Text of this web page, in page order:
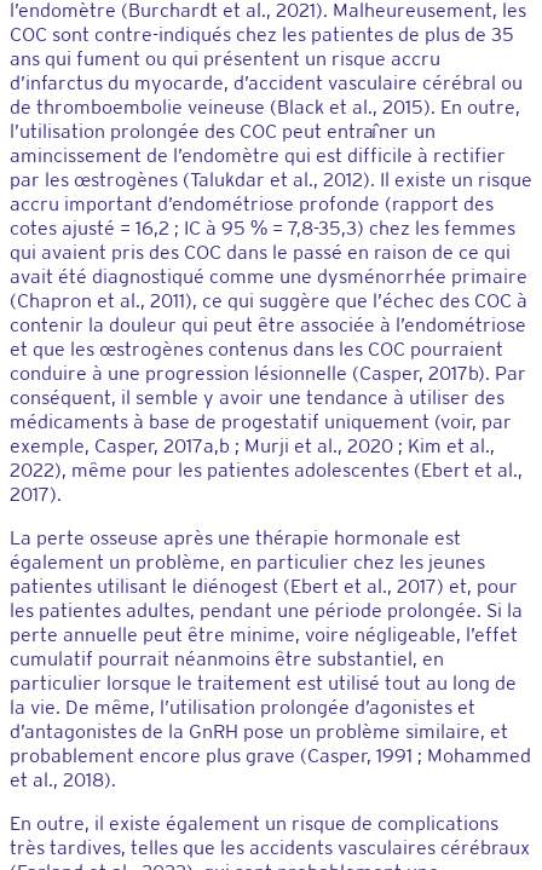
l’endomètre (Burchardt et al., 2021). Malheureusement, les
COC sont contre-indiqués chez les patientes de plus de 35
ans qui fument ou qui présentent un risque accru
d’infarctus du myocarde, d’accident vasculaire cérébral ou
de thromboembolie veineuse (Black et al., 2015). En outre,
l’utilisation prolongée des COC peut entraîner un
amincissement de l’endomètre qui est difficile à rectifier
par les œstrogènes (Talukdar et al., 2012). Il existe un risque
accru important d’endométriose profonde (rapport des
cotes ajusté = 16,2 ; IC à 95 % = 7,8-35,3) chez les femmes
qui avaient pris des COC dans le passé en raison de ce qui
avait été diagnostiqué comme une dysménorrhée primaire
(Chapron et al., 2011), ce qui suggère que l’échec des COC à
contenir la douleur qui peut être associée à l’endométriose
et que les œstrogènes contenus dans les COC pourraient
conduire à une progression lésionnelle (Casper, 2017b). Par
conséquent, il semble y avoir une tendance à utiliser des
médicaments à base de progestatif uniquement (voir, par
exemple, Casper, 2017a,b ; Murji et al., 2020 ; Kim et al.,
2022), même pour les patientes adolescentes (Ebert et al.,
2017).
La perte osseuse après une thérapie hormonale est
également un problème, en particulier chez les jeunes
patientes utilisant le diénogest (Ebert et al., 2017) et, pour
les patientes adultes, pendant une période prolongée. Si la
perte annuelle peut être minime, voire négligeable, l’effet
cumulatif pourrait néanmoins être substantiel, en
particulier lorsque le traitement est utilisé tout au long de
la vie. De même, l’utilisation prolongée d’agonistes et
d’antagonistes de la GnRH pose un problème similaire, et
probablement encore plus grave (Casper, 1991 ; Mohammed
et al., 2018).
En outre, il existe également un risque de complications
très tardives, telles que les accidents vasculaires cérébraux